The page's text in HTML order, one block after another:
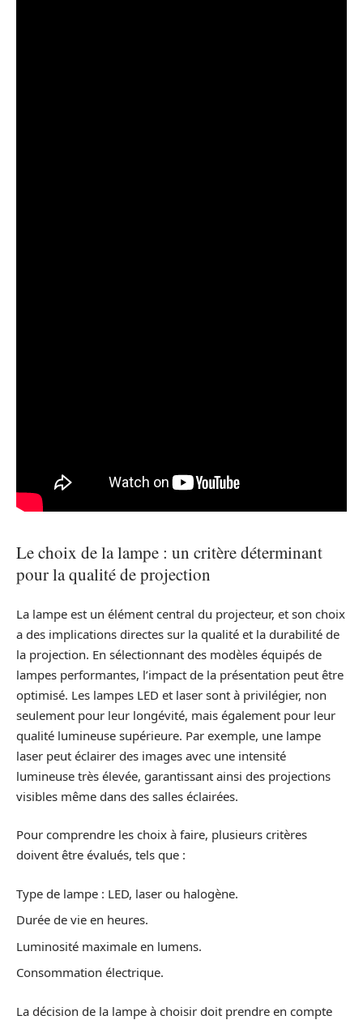
Le choix de la lampe : un critère déterminant
pour la qualité de projection
La lampe est un élément central du projecteur, et son choix
a des implications directes sur la qualité et la durabilité de
la projection. En sélectionnant des modèles équipés de
lampes performantes, l’impact de la présentation peut être
optimisé. Les lampes LED et laser sont à privilégier, non
seulement pour leur longévité, mais également pour leur
qualité lumineuse supérieure. Par exemple, une lampe
laser peut éclairer des images avec une intensité
lumineuse très élevée, garantissant ainsi des projections
visibles même dans des salles éclairées.
Pour comprendre les choix à faire, plusieurs critères
doivent être évalués, tels que :
Type de lampe : LED, laser ou halogène.
Durée de vie en heures.
Luminosité maximale en lumens.
Consommation électrique.
La décision de la lampe à choisir doit prendre en compte